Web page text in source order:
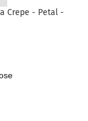
Crepe - Petal -